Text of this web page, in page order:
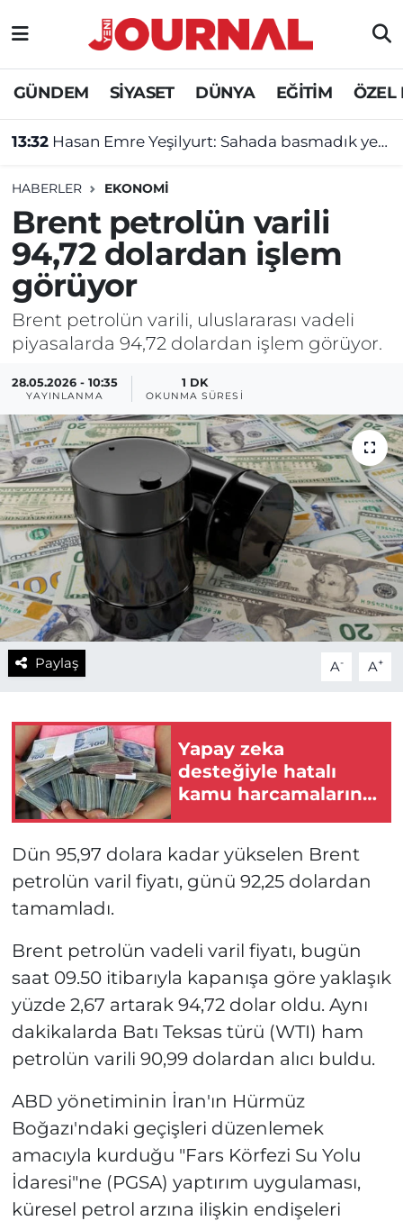
GÜNDEM SİYASET DÜNYA EĞİTİM ÖZEL
13:32 Hasan Emre Yeşilyurt: Sahada basmadık yer bırakmayacağım!
HABERLER EKONOMİ
Brent petrolün varili
94,72 dolardan işlem
görüyor
Brent petrolün varili, uluslararası vadeli
piyasalarda 94,72 dolardan işlem görüyor.
28.05.2026 - 10:35
YAYINLANMA
1 DK
OKUNMA SÜRESI
Paylaş A- A+
Yapay zeka
desteğiyle hatalı
kamu harcamalarına
Dün 95,97 dolara kadar yükselen Brent
petrolün varil fiyatı, günü 92,25 dolardan
tamamladı.
Brent petrolün vadeli varil fiyatı, bugün
saat 09.50 itibarıyla kapanışa göre yaklaşık
yüzde 2,67 artarak 94,72 dolar oldu. Aynı
dakikalarda Batı Teksas türü (WTI) ham
petrolün varili 90,99 dolardan alıcı buldu.
ABD yönetiminin İran'ın Hürmüz
Boğazı'ndaki geçişleri düzenlemek
amacıyla kurduğu "Fars Körfezi Su Yolu
İdaresi"ne (PGSA) yaptırım uygulaması,
küresel petrol arzına ilişkin endişeleri
GÜNDEM
SİYASET
EĞİTİM
ÖZEL HABER
Nöbetçi Eczaneler
Hava Durumu
Süper Lig Puan Durumu ve Fikstür
Tüm Manşetler
Son Dakika Haberleri
Haber Arşivi